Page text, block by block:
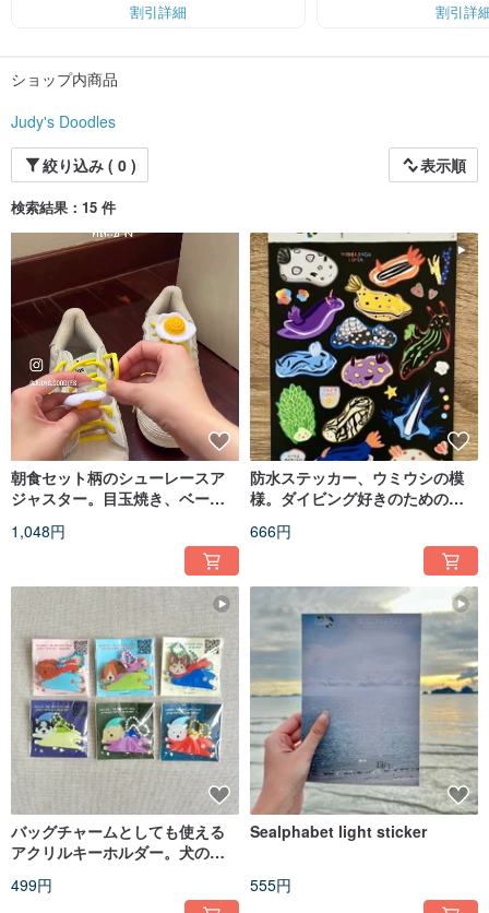
割引詳細
割引詳
ショップ内商品
Judy's Doodles
絞り込み ( 0 )
表示順
検索結果：15 件
朝食セット柄のシューレースア
ジャスター。目玉焼き、ベーコ
1,048円
防水ステッカー、ウミウシの模
様。ダイビング好きのための、
666円
バッグチャームとしても使える
アクリルキーホルダー。犬のデ
物好きの方へ。
499円
Sealphabet light sticker
555円